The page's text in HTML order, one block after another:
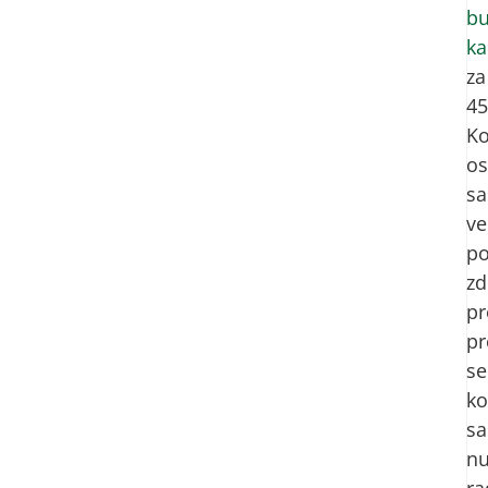
za
sa
se
sa